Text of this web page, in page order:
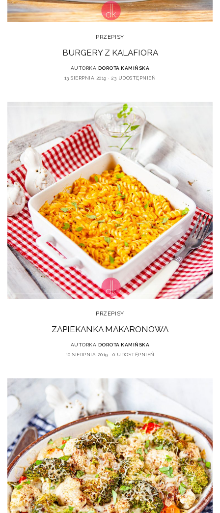
PRZEPISY
BURGERY Z KALAFIORA
AUTORKA DOROTA KAMIŃSKA
13 SIERPNIA 2019
23 UDOSTĘPNIEŃ
PRZEPISY
ZAPIEKANKA MAKARONOWA
AUTORKA DOROTA KAMIŃSKA
10 SIERPNIA 2019
0 UDOSTĘPNIEŃ